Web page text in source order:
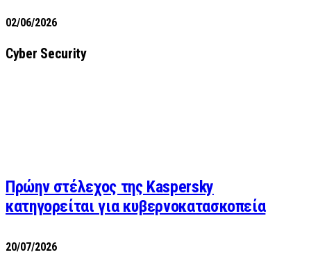
02/06/2026
Cyber Security
Πρώην στέλεχος της Kaspersky
κατηγορείται για κυβερνοκατασκοπεία
20/07/2026